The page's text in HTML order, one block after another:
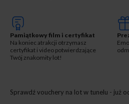
Pamiątkowy film i certyfikat
Na koniec atrakcji otrzymasz
certyfikat i video potwierdzające
Twój znakomity lot!
Sprawdź vouchery na lot w tunelu - już